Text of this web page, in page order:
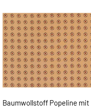
Baumwollstoff Popeline mit